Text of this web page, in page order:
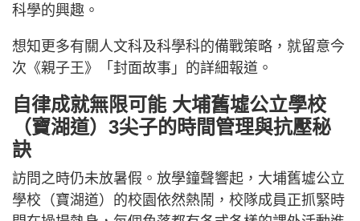
科學的興趣。
想知更多有關人文科及科學科的備戰策略，就留意今
次《親子王》「封面故事」的詳細報道。
自律成就無限可能 大埔舊墟公立學校
（寶湖道）3尖子的時間管理與抗壓秘
訣
訪問之時仍未放暑假。放學鐘聲響起，大埔舊墟公立
學校（寶湖道）的校園依然熱鬧，校隊成員正抓緊時